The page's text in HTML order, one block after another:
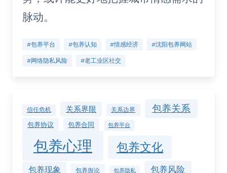
脉动。
#包养平台 #包养认知 #情感经济 #沈阳包养网站
#网络隐私风险 #老工业区社交
信任危机 关系界限 关系边界 包养关系
包养协议 包养合同 包养平台
包养心理 包养文化
包养现象 包养舆论 包养隐私 包养风险